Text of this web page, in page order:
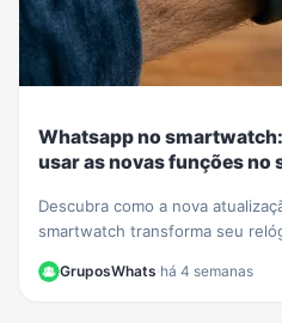
Whatsapp no
usar as novas funções no
Descubra como a nova
smartwatch transforma seu
GruposWhats·há 4 semanas